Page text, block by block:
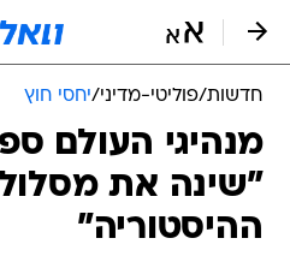
חדשות/פוליטי-מדיני/יחסי חוץ
מנהיגי העולם
"שינה את
ההיסטוריה"